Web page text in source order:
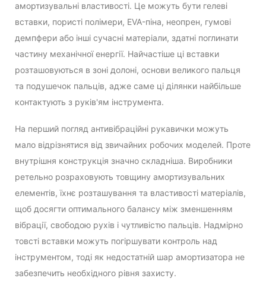
амортизувальні властивості. Це можуть бути гелеві
вставки, пористі полімери, EVA-піна, неопрен, гумові
демпфери або інші сучасні матеріали, здатні поглинати
частину механічної енергії. Найчастіше ці вставки
розташовуються в зоні долоні, основи великого пальця
та подушечок пальців, адже саме ці ділянки найбільше
контактують з руків'ям інструмента.
На перший погляд антивібраційні рукавички можуть
мало відрізнятися від звичайних робочих моделей. Проте
внутрішня конструкція значно складніша. Виробники
ретельно розраховують товщину амортизувальних
елементів, їхнє розташування та властивості матеріалів,
щоб досягти оптимального балансу між зменшенням
вібрації, свободою рухів і чутливістю пальців. Надмірно
товсті вставки можуть погіршувати контроль над
інструментом, тоді як недостатній шар амортизатора не
забезпечить необхідного рівня захисту.